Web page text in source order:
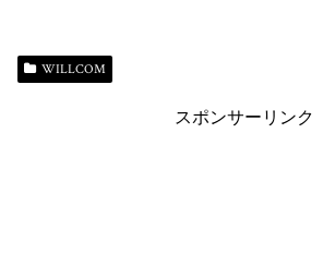
bo
ok
n t
WILLCOM
スポンサーリンク